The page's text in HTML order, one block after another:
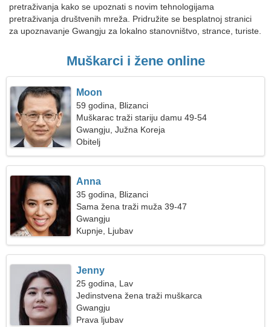
pretraživanja kako se upoznati s novim tehnologijama
pretraživanja društvenih mreža. Pridružite se besplatnoj stranici
za upoznavanje Gwangju za lokalno stanovništvo, strance, turiste.
Muškarci i žene online
Moon
59 godina, Blizanci
Muškarac traži stariju damu 49-54
Gwangju, Južna Koreja
Obitelj
Anna
35 godina, Blizanci
Sama žena traži muža 39-47
Gwangju
Kupnje, Ljubav
Jenny
25 godina, Lav
Jedinstvena žena traži muškarca
Gwangju
Prava ljubav